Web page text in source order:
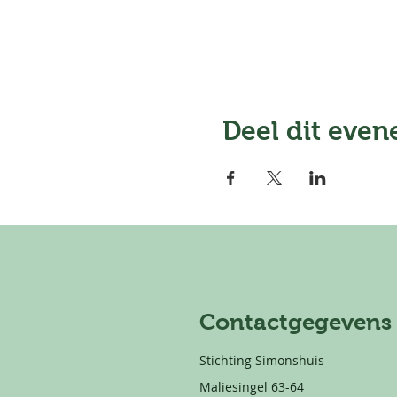
Deel dit
Contactgegevens
Stichting Simonshuis
Maliesingel 63-64